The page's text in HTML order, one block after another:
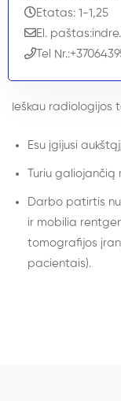
Etatas: 1-1,25
El. paštas:
Tel Nr.:
Ieškau radiologijos
Esu įgijusi
Turiu
Darbo patirtis
ir mobilia
tomografijos
pacientais).